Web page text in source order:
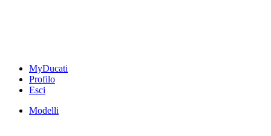
MyDucati
Profilo
Esci
Modelli